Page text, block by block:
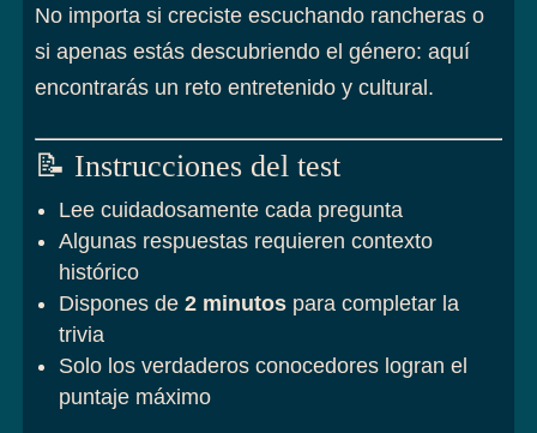
No importa si creciste escuchando rancheras o
si apenas estás descubriendo el género: aquí
encontrarás un reto entretenido y cultural.
📝 Instrucciones del test
Lee cuidadosamente cada pregunta
Algunas respuestas requieren contexto
histórico
Dispones de2 minutos para completar la
trivia
Solo los verdaderos conocedores logran el
puntaje máximo